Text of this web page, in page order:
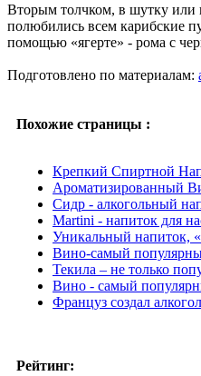
Вторым толчком, в шутку или
полюбились всем карибские
помощью «ягерте» - рома с
Подготовлено по материалам:
Похожие страницы :
Крепкий Спиртной
Ароматизированный
Сидр - алкогольный
Martini - напиток для
Уникальный напиток,
Вино-самый
Текила – не только
Вино - самый
Француз создал
Рейтинг: